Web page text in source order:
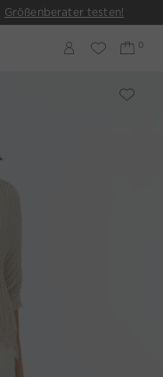
Größenberater testen!